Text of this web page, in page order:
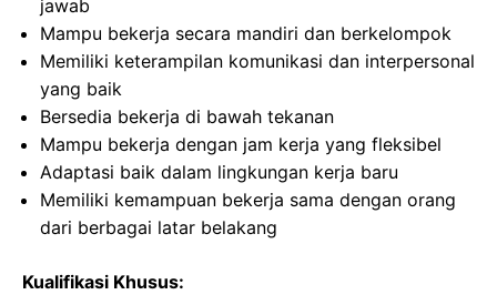
jawab
Mampu bekerja secara mandiri dan berkelompok
Memiliki keterampilan komunikasi dan interpersonal
yang baik
Bersedia bekerja di bawah tekanan
Mampu bekerja dengan jam kerja yang fleksibel
Adaptasi baik dalam lingkungan kerja baru
Memiliki kemampuan bekerja sama dengan orang
dari berbagai latar belakang
Kualifikasi Khusus: